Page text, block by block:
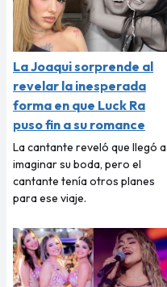
La Joaqui sorprende al
revelar la inesperada
forma en que Luck Ra
puso fin a su romance
La cantante reveló que llegó a
imaginar su boda, pero el
cantante tenía otros planes
para ese viaje.